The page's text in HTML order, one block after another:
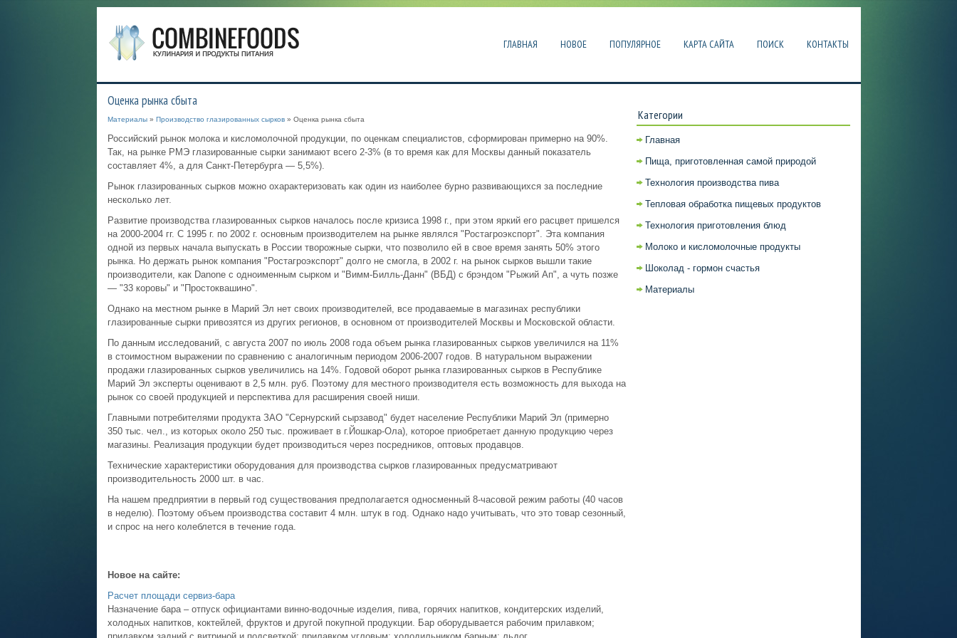
ГЛАВНАЯ НОВОЕ ПОПУЛЯРНОЕ КАРТА САЙТА ПОИСК КОНТАКТЫ
Оценка рынка сбыта
Материалы» Производство глазированных сырков» Оценка рынка сбыта
Российский рынок молока и кисломолочной продукции, по оценкам специалистов, сформирован примерно на 90%.
Так, на рынке РМЭ глазированные сырки занимают всего 2-3% (в то время как для Москвы данный показатель
составляет 4%, а для Санкт-Петербурга — 5,5%).
Рынок глазированных сырков можно охарактеризовать как один из наиболее бурно развивающихся за последние
несколько лет.
Развитие производства глазированных сырков началось после кризиса 1998 г., при этом яркий его расцвет пришелся
на 2000-2004 гг. С 1995 г. по 2002 г. основным производителем на рынке являлся "Ростагроэкспорт". Эта компания
одной из первых начала выпускать в России творожные сырки, что позволило ей в свое время занять 50% этого
рынка. Но держать рынок компания "Ростагроэкспорт" долго не смогла, в 2002 г. на рынок сырков вышли такие
производители, как Danone с одноименным сырком и "Вимм-Билль-Данн" (ВБД) с брэндом "Рыжий Ап", а чуть позже
— "33 коровы" и "Простоквашино".
Однако на местном рынке в Марий Эл нет своих производителей, все продаваемые в магазинах республики
глазированные сырки привозятся из других регионов, в основном от производителей Москвы и Московской области.
По данным исследований, с августа 2007 по июль 2008 года объем рынка глазированных сырков увеличился на 11%
в стоимостном выражении по сравнению с аналогичным периодом 2006-2007 годов. В натуральном выражении
продажи глазированных сырков увеличились на 14%. Годовой оборот рынка глазированных сырков в Республике
Марий Эл эксперты оценивают в 2,5 млн. руб. Поэтому для местного производителя есть возможность для выхода на
рынок со своей продукцией и перспектива для расширения своей ниши.
Главными потребителями продукта ЗАО "Сернурский сырзавод" будет население Республики Марий Эл (примерно
350 тыс. чел., из которых около 250 тыс. проживает в г.Йошкар-Ола), которое приобретает данную продукцию через
магазины. Реализация продукции будет производиться через посредников, оптовых продавцов.
Технические характеристики оборудования для производства сырков глазированных предусматривают
производительность 2000 шт. в час.
На нашем предприятии в первый год существования предполагается односменный 8-часовой режим работы (40 часов
в неделю). Поэтому объем производства составит 4 млн. штук в год. Однако надо учитывать, что это товар сезонный,
и спрос на него колеблется в течение года.
Новое на сайте:
Расчет площади сервиз-бара
Назначение бара – отпуск официантами винно-водочные изделия, пива, горячих напитков, кондитерских изделий,
холодных напитков, коктейлей, фруктов и другой покупной продукции. Бар оборудывается рабочим прилавком;
Категории
Главная
Пища, приготовленная самой природой
Технология производства пива
Тепловая обработка пищевых продуктов
Технология приготовления блюд
Молоко и кисломолочные продукты
Шоколад - гормон счастья
Материалы